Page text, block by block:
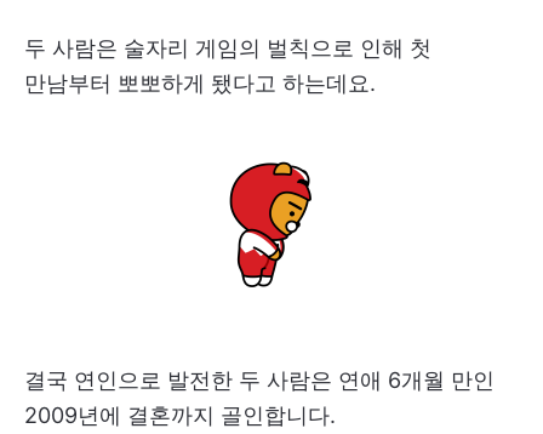
두 사람은 술자리 게임의 벌칙으로 인해 첫
만남부터 뽀뽀하게 됐다고 하는데요.
결국 연인으로 발전한 두 사람은 연애 6개월 만인
2009년에 결혼까지 골인합니다.